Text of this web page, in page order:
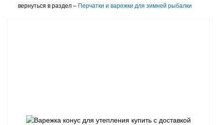
вернуться в раздел – Перчатки и варежки для зимней рыбалки